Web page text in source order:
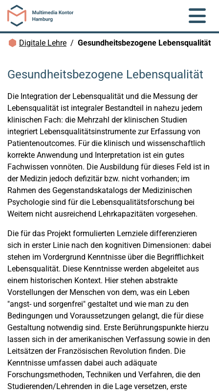
Zum Hauptinhalt springen
Brotkrümelnavigation
Digitale Lehre Gesundheitsbezogene Lebensqualität
Gesundheitsbezogene Lebensqualität
Die Integration der Lebensqualität und die Messung der
Lebensqualität ist integraler Bestandteil in nahezu jedem
klinischen Fach: die Mehrzahl der klinischen Studien
integriert Lebensqualitätsinstrumente zur Erfassung von
Patientenoutcomes. Für die klinisch und wissenschaftlich
korrekte Anwendung und Interpretation ist ein gutes
Fachwissen vonnöten. Die Ausbildung für dieses Feld ist in
der Medizin jedoch defizitär bzw. nicht vorhanden; im
Rahmen des Gegenstandskatalogs der Medizinischen
Psychologie sind für die Lebensqualitätsforschung bei
Weitem nicht ausreichend Lehrkapazitäten vorgesehen.
Die für das Projekt formulierten Lernziele differenzieren
sich in erster Linie nach den kognitiven Dimensionen: dabei
stehen im Vordergrund Kenntnisse über die Begrifflichkeit
Lebensqualität. Diese Kenntnisse werden abgeleitet aus
einem historischen Kontext. Hier stehen abstrakte
Vorstellungen der Menschen von dem, was ein Leben
"angst- und sorgenfrei" gestaltet und wie man zu den
Bedingungen und Voraussetzungen gelangt, die für diese
Gestaltung notwendig sind. Erste Berührungspunkte hierzu
lassen sich in der amerikanischen Verfassung sowie in den
Leitsätzen der Französischen Revolution finden. Die
Kenntnisse umfassen dabei auch adäquate
Forschungsmethoden, Techniken und Verfahren, die den
Studierenden/Lehrenden in die Lage versetzen, erste